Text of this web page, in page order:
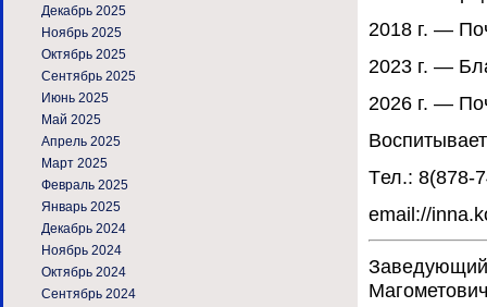
Декабрь 2025
Ноябрь 2025
Октябрь 2025
Сентябрь 2025
Июнь 2025
Май 2025
Апрель 2025
Март 2025
Февраль 2025
Январь 2025
Декабрь 2024
Ноябрь 2024
Октябрь 2024
Сентябрь 2024
2018 г. —
2023 г. —
2026 г. —
Tел.: 8(878-
email://
Магометович